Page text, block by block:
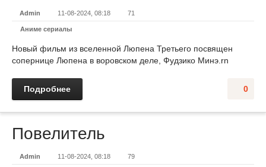
Admin 11-08-2024, 08:18 71
Аниме сериалы
Новый фильм из вселенной Люпена Третьего посвящен
сопернице Люпена в воровском деле, Фудзико Минэ.rn
0
Подробнее
Повелитель
Admin 11-08-2024, 08:18 79